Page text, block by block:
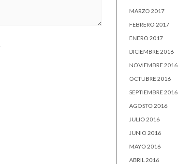
MARZO 2017
FEBRERO 2017
ENERO 2017
DICIEMBRE 2016
NOVIEMBRE 2016
OCTUBRE 2016
SEPTIEMBRE 2016
AGOSTO 2016
JULIO 2016
JUNIO 2016
MAYO 2016
ABRIL 2016